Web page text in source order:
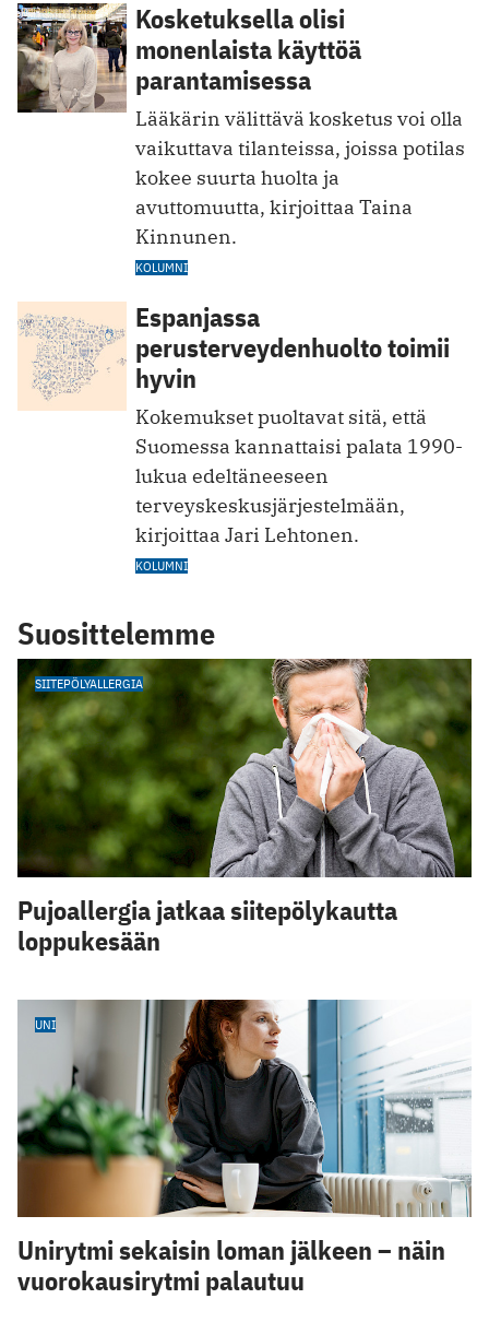
Kosketuksella olisi
monenlaista käyttöä
parantamisessa
Lääkärin välittävä kosketus voi olla
vaikuttava tilanteissa, joissa potilas
kokee suurta huolta ja
avuttomuutta, kirjoittaa Taina
Kinnunen.
KOLUMNI
Espanjassa
perusterveydenhuolto toimii
hyvin
Kokemukset puoltavat sitä, että
Suomessa kannattaisi palata 1990-
lukua edeltäneeseen
terveyskeskusjärjestelmään,
kirjoittaa Jari Lehtonen.
KOLUMNI
Suosittelemme
SIITEPÖLYALLERGIA
Pujoallergia jatkaa siitepölykautta
loppukesään
UNI
Unirytmi sekaisin loman jälkeen – näin
vuorokausirytmi palautuu